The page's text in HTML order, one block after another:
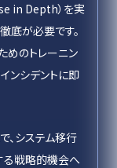
in Depth）を実
底が必要です。
めのトレーニン
ンシデントに即
、システム移行
る戦略的機会へ